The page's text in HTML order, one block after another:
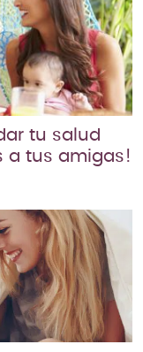
tu salud
a tus amigas!